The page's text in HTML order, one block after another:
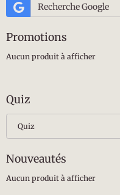
Promotions
Aucun produit à afficher
Quiz
Quiz
Nouveautés
Aucun produit à afficher